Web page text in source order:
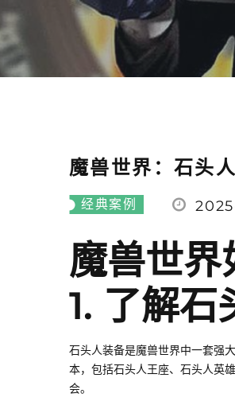
魔兽世界：石头
经典案例
魔兽世界
1. 了解石
石头人装备是魔兽世界中一套强
本，包括石头人王座、石头人英
会。